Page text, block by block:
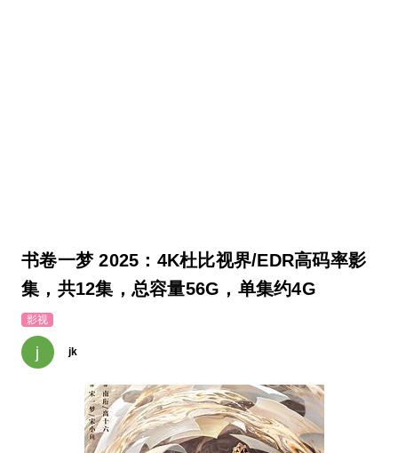
书卷一梦 2025：4K杜比视界/EDR高码率影
集，共12集，总容量56G，单集约4G
影视
j jk